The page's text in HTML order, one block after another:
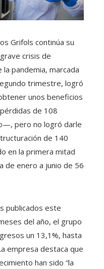
Grifols continúa su
crisis de
pandemia, marcada
trimestre, logró
unos beneficios
de 108
pero no logró darle
de 140
en la primera mitad
de enero a junio de 56
publicados este
del año, el grupo
un 13,1%, hasta
empresa destaca que
han sido “la